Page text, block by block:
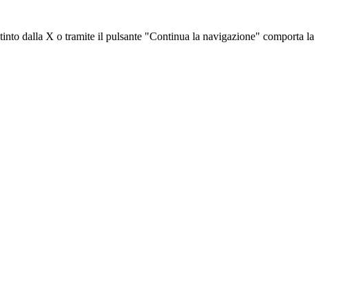
dalla X o tramite il pulsante "Continua la navigazione" comporta la